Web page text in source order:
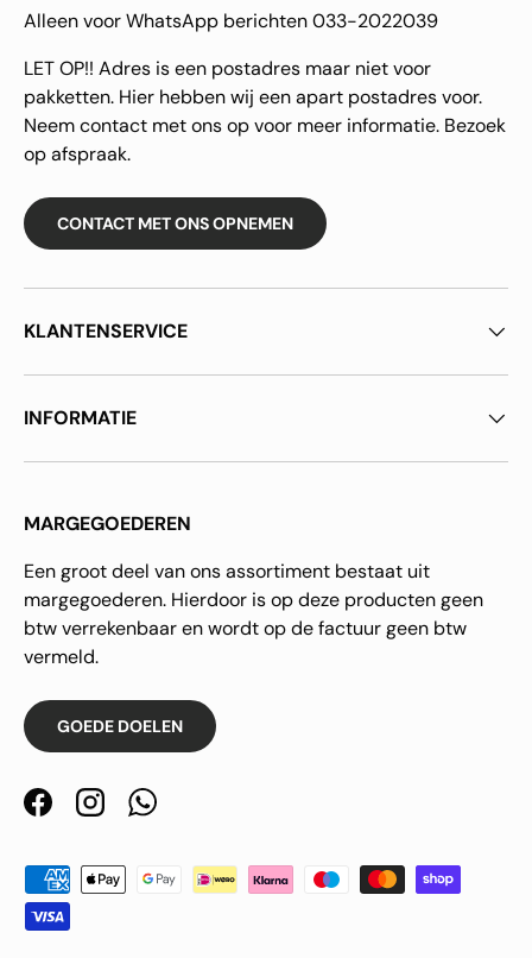
Alleen voor WhatsApp berichten 033-2022039
LET OP!! Adres is een postadres maar niet voor
pakketten. Hier hebben wij een apart postadres voor.
Neem contact met ons op voor meer informatie. Bezoek
op afspraak.
CONTACT MET ONS OPNEMEN
KLANTENSERVICE
INFORMATIE
MARGEGOEDEREN
Een groot deel van ons assortiment bestaat uit
margegoederen. Hierdoor is op deze producten geen
btw verrekenbaar en wordt op de factuur geen btw
vermeld.
GOEDE DOELEN
FacebookInstagramWhatsApp
Geaccepteerde betaalmethoden